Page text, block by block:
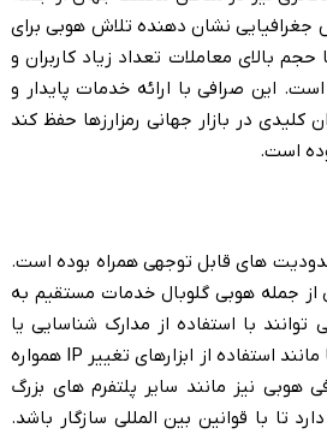
نشان دهنده تلاش هوبی برای
بالای معاملات تعداد زیاد کاربران و
این صرافی با ارائه خدمات پایدار و
کلیدی در بازار جهانی رمزارزها حفظ کند
است.
های قابل توجهی همراه بوده است.
از جمله هوبی گلوبال خدمات مستقیم به
توانند با استفاده از مدارک شناسایی یا
آدرس ایران در این صرافی فعالیت کنند. تلاش برای دور زدن این محدودیت ها مانند استفاده از ابزارهای تغییر IP همواره
نیز مانند سایر پلتفرم های بزرگ
تا با قوانین بین المللی سازگار باشد.